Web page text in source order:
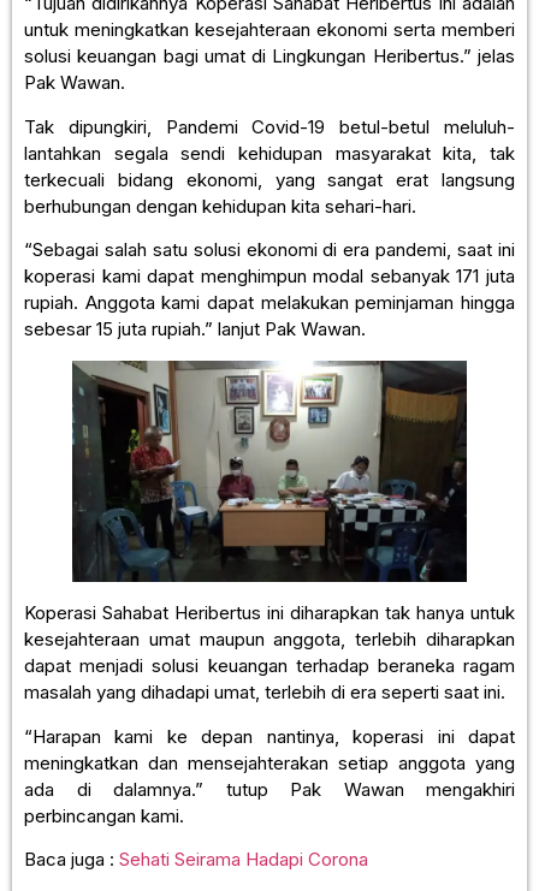
untuk meningkatkan kesejahteraan ekonomi serta memberi
solusi keuangan bagi umat di Lingkungan Heribertus.” jelas
Pak Wawan.
Tak dipungkiri, Pandemi Covid-19 betul-betul meluluh-
lantahkan segala sendi kehidupan masyarakat kita, tak
terkecuali bidang ekonomi, yang sangat erat langsung
berhubungan dengan kehidupan kita sehari-hari.
“Sebagai salah satu solusi ekonomi di era pandemi, saat ini
koperasi kami dapat menghimpun modal sebanyak 171 juta
rupiah. Anggota kami dapat melakukan peminjaman hingga
sebesar 15 juta rupiah.” lanjut Pak Wawan.
Koperasi Sahabat Heribertus ini diharapkan tak hanya untuk
kesejahteraan umat maupun anggota, terlebih diharapkan
dapat menjadi solusi keuangan terhadap beraneka ragam
masalah yang dihadapi umat, terlebih di era seperti saat ini.
“Harapan kami ke depan nantinya, koperasi ini dapat
meningkatkan dan mensejahterakan setiap anggota yang
ada di dalamnya.” tutup Pak Wawan mengakhiri
perbincangan kami.
Baca juga : Sehati Seirama Hadapi Corona